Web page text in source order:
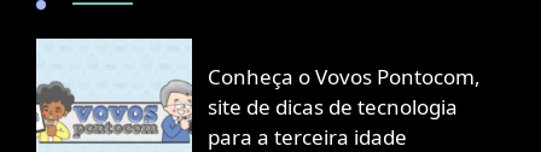
Conheça o Vovos Pontocom,
site de dicas de tecnologia
para a terceira idade